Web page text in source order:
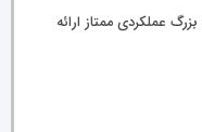
عملکردی ممتاز ارائه